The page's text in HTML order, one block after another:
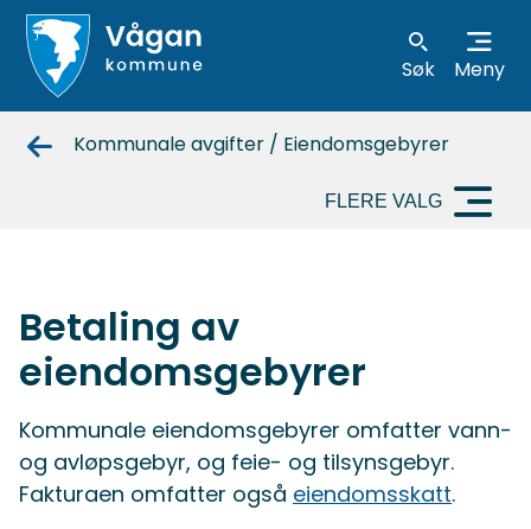
Vågan
Søk Meny
Kommunale avgifter / Eiendomsgebyrer
FLERE VALG
Betaling av
eiendomsgebyrer
Kommunale eiendomsgebyrer omfatter vann-
og avløpsgebyr, og feie- og tilsynsgebyr.
Fakturaen omfatter også eiendomsskatt.